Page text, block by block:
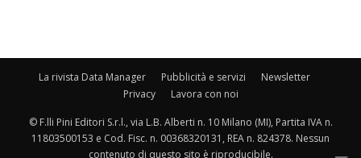
La rivista Data Manager Pubblicità e servizi
Newsletter
Privacy
Lavora con noi
© F.lli Pini Editori S.r.l., via L.B. Alberti n. 10 Milano (MI), Partita IVA n.
11803500153 e Cod. Fisc. n. 00368320131, REA n. 824378. Nessun
contenuto di questo sito è riproducibile.